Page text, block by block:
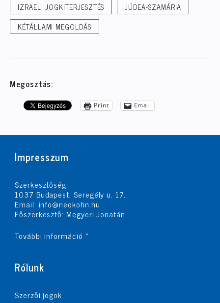
IZRAELI JOGKITERJESZTÉS
JÚDEA-SZAMÁRIA
KÉTÁLLAMI MEGOLDÁS
Megosztás:
Print Email
Impresszum
Szerkesztőség:
1037 Budapest, Seregély u. 17.
Email: info@neokohn.hu
Főszerkesztő: Megyeri Jonatán
További információ »
Rólunk
Szerzői jogok